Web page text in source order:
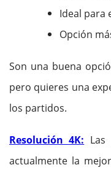
Ideal para
Opción
Son una buena
pero quieres una
los partidos.
Resolución 4K:
actualmente la